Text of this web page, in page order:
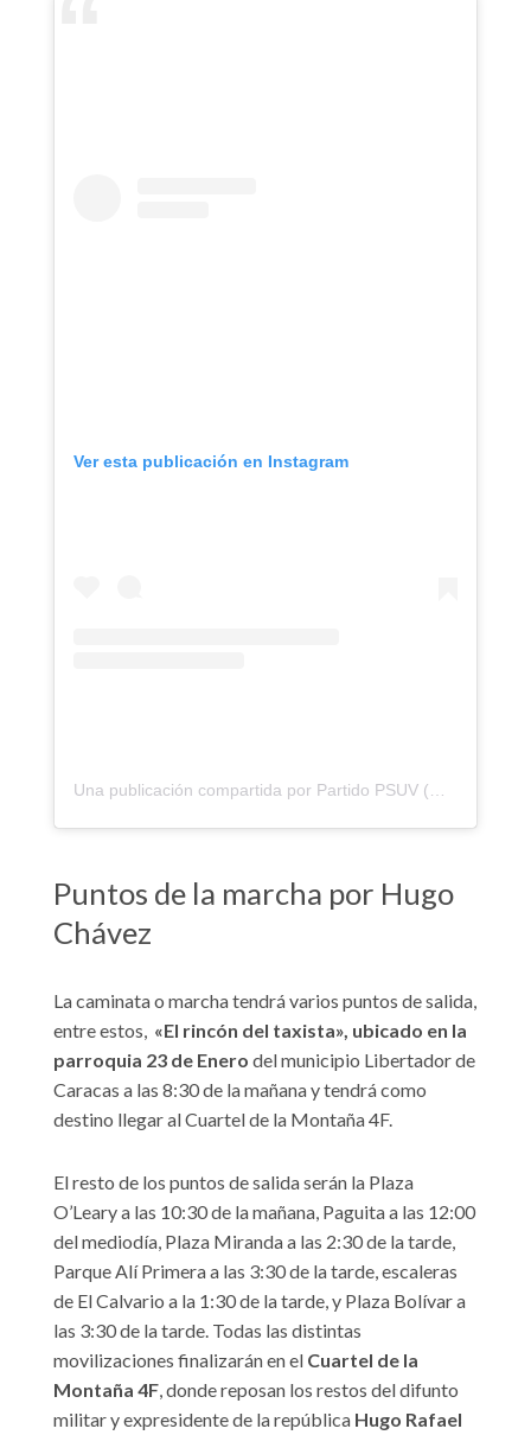
Ver esta publicación en Instagram
Puntos de la marcha por Hugo
Chávez
La caminata o marcha tendrá varios puntos de salida,
entre estos, «El rincón del taxista», ubicado en la
parroquia 23 de Enero del municipio Libertador de
Caracas a las 8:30 de la mañana y tendrá como
destino llegar al Cuartel de la Montaña 4F.
El resto de los puntos de salida serán la Plaza
O’Leary a las 10:30 de la mañana, Paguita a las 12:00
del mediodía, Plaza Miranda a las 2:30 de la tarde,
Parque Alí Primera a las 3:30 de la tarde, escaleras
de El Calvario a la 1:30 de la tarde, y Plaza Bolívar a
las 3:30 de la tarde. Todas las distintas
movilizaciones finalizarán en el Cuartel de la
Montaña 4F , donde reposan los restos del difunto
militar y expresidente de la república Hugo Rafael